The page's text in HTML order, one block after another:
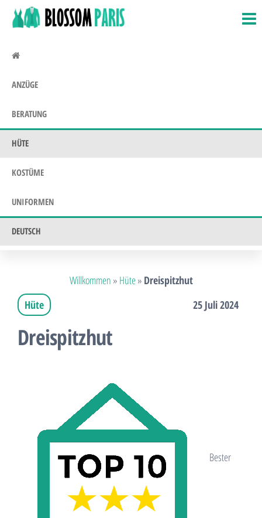
Inhalt
ANZÜGE
BERATUNG
HÜTE
KOSTÜME
UNIFORMEN
DEUTSCH
Willkommen » Hüte» Dreispitzhut
Hüte
25 Juli 2024
Dreispitzhut
Bester